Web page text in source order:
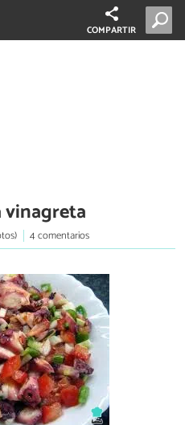
COMPARTIR
vinagreta
4 comentarios